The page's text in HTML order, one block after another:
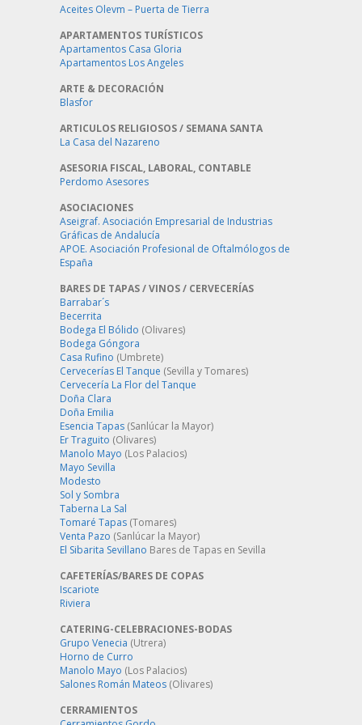
Aceites Olevm – Puerta de Tierra
APARTAMENTOS TURÍSTICOS
Apartamentos Casa Gloria
Apartamentos Los Angeles
ARTE & DECORACIÓN
Blasfor
ARTICULOS RELIGIOSOS / SEMANA SANTA
La Casa del Nazareno
ASESORIA FISCAL, LABORAL, CONTABLE
Perdomo Asesores
ASOCIACIONES
Aseigraf. Asociación Empresarial de Industrias
Gráficas de Andalucía
APOE. Asociación Profesional de Oftalmólogos de
España
BARES DE TAPAS / VINOS / CERVECERÍAS
Barrabar´s
Becerrita
Bodega El Bólido (Olivares)
Bodega Góngora
Casa Rufino (Umbrete)
Cervecerías El Tanque (Sevilla y Tomares)
Cervecería La Flor del Tanque
Doña Clara
Doña Emilia
Esencia Tapas (Sanlúcar la Mayor)
Er Traguito (Olivares)
Manolo Mayo (Los Palacios)
Mayo Sevilla
Modesto
Sol y Sombra
Taberna La Sal
Tomaré Tapas (Tomares)
Venta Pazo (Sanlúcar la Mayor)
El Sibarita Sevillano Bares de Tapas en Sevilla
CAFETERÍAS/BARES DE COPAS
Iscariote
Riviera
CATERING-CELEBRACIONES-BODAS
Grupo Venecia (Utrera)
Horno de Curro
Manolo Mayo (Los Palacios)
Salones Román Mateos (Olivares)
CERRAMIENTOS